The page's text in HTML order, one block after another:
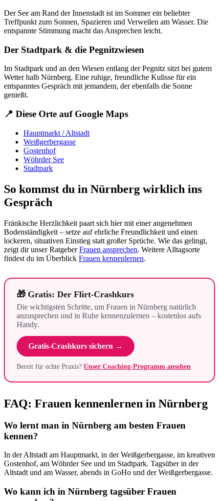
Der See am Rand der Innenstadt ist im Sommer ein beliebter
Treffpunkt zum Sonnen, Spazieren und Verweilen am Wasser. Die
entspannte Stimmung macht das Ansprechen leicht.
Der Stadtpark & die Pegnitzwiesen
Im Stadtpark und an den Wiesen entlang der Pegnitz sitzt bei gutem
Wetter halb Nürnberg. Eine ruhige, freundliche Kulisse für ein
entspanntes Gespräch mit jemandem, der ebenfalls die Sonne
genießt.
📍 Diese Orte auf Google Maps
Hauptmarkt / Altstadt
Weißgerbergasse
Gostenhof
Wöhrder See
Stadtpark
So kommst du in Nürnberg wirklich ins
Gespräch
Fränkische Herzlichkeit paart sich hier mit einer angenehmen
Bodenständigkeit – setze auf ehrliche Freundlichkeit und einen
lockeren, situativen Einstieg statt großer Sprüche. Wie das gelingt,
zeigt dir unser RatgeberFrauen ansprechen. Weitere Alltagsorte
findest du im Überblick Frauen kennenlernen.
🎁 Gratis: Der Flirt-Crashkurs
Die wichtigsten Schritte, um Frauen in Nürnberg natürlich
anzusprechen und in Ruhe kennenzulernen – kostenlos aufs
Handy.
Gratis-Crashkurs sichern →
Bereit für echte Praxis? Unser Coaching-Programm ansehen
FAQ: Frauen kennenlernen in Nürnberg
Wo lernt man in Nürnberg am besten Frauen
kennen?
In der Altstadt am Hauptmarkt, in der Weißgerbergasse, im kreativen
Gostenhof, am Wöhrder See und im Stadtpark. Tagsüber in der
Altstadt und am Wasser, abends in GoHo und der Weißgerbergasse.
Wo kann ich in Nürnberg tagsüber Frauen